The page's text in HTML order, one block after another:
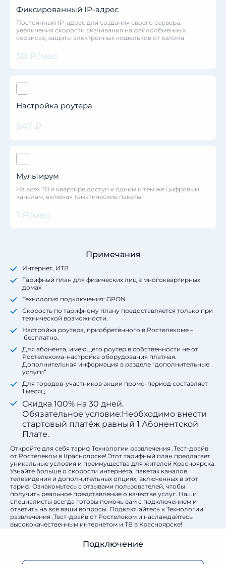
Фиксированный IP-адрес
Постоянный IP-адрес для создания своего сервера,
увеличения скорости скачивания на файлообменных
сервисах, защиты электронных кошельков от взлома
50 ₽/мес
Настройка роутера
547 ₽
Мультирум
На всех ТВ в квартире доступ к одним и тем же цифровым
каналам, включая тематические пакеты
1 ₽/мес
Примечания
Интернет, ИТВ
Тарифный план для физических лиц в многоквартирных
домах
Технология подключения: GPON
Скорость по тарифному плану предоставляется только при
технической возможности.
Настройка роутера, приобретённого в Ростелекоме –
бесплатно.
Для абонента, имеющего роутер в собственности не от
Ростелекома-настройка оборудования платная.
Дополнительная информация в разделе “дополнительные
услуги”
Для городов-участников акции промо-период составляет
1 месяц.
Скидка 100% на 30 дней.
Обязательное условие:Необходимо внести
стартовый платёж равный 1 Абонентской
Плате.
Откройте для себя тариф Технологии развлечения .Тест-драйв
от Ростелеком в Красноярске! Этот тарифный план предлагает
уникальные условия и преимущества для жителей Красноярска.
Узнайте больше о скорости интернета, пакетах каналов
телевидения и дополнительных опциях, включенных в этот
тариф. Ознакомьтесь с отзывами пользователей, чтобы
получить реальное представление о качестве услуг. Наши
специалисты всегда готовы помочь вам с подключением и
ответить на все ваши вопросы. Подключайтесь к Технологии
развлечения .Тест-драйв от Ростелеком и наслаждайтесь
высококачественным интернетом и ТВ в Красноярске!
Подключение